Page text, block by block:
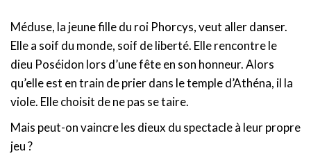
Méduse, la jeune fille du roi Phorcys, veut aller danser.
Elle a soif du monde, soif de liberté. Elle rencontre le
dieu Poséidon lors d’une fête en son honneur. Alors
qu’elle est en train de prier dans le temple d’Athéna, il la
viole. Elle choisit de ne pas se taire.
Mais peut-on vaincre les dieux du spectacle à leur propre
jeu ?